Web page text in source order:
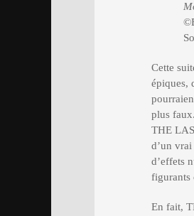
Cette
épiques,
plus faux.
THE
d’un
d’effets
figurants
En fait,